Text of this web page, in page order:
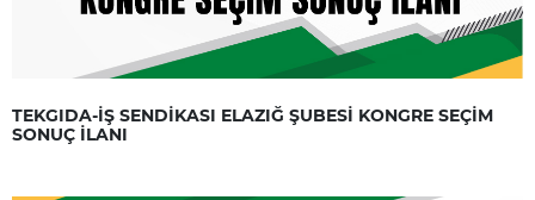
TEKGIDA-İŞ SENDİKASI ELAZIĞ ŞUBESİ KONGRE SEÇİM
SONUÇ İLANI